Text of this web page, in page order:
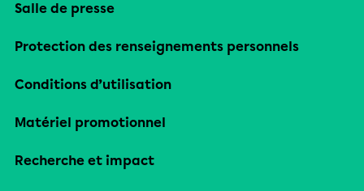
Salle de presse
Protection des renseignements personnels
Conditions d’utilisation
Matériel promotionnel
Recherche et impact